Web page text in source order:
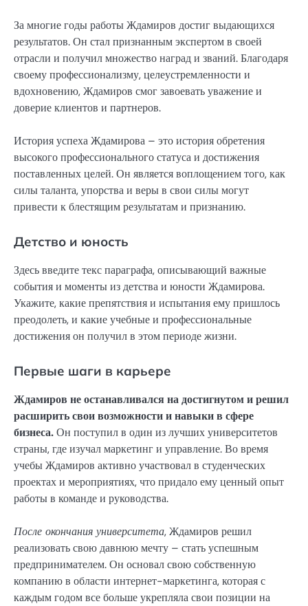
За многие годы работы Ждамиров достиг выдающихся
результатов. Он стал признанным экспертом в своей
отрасли и получил множество наград и званий. Благодаря
своему профессионализму, целеустремленности и
вдохновению, Ждамиров смог завоевать уважение и
доверие клиентов и партнеров.
История успеха Ждамирова – это история обретения
высокого профессионального статуса и достижения
поставленных целей. Он является воплощением того, как
силы таланта, упорства и веры в свои силы могут
привести к блестящим результатам и признанию.
Детство и юность
Здесь введите текс параграфа, описывающий важные
события и моменты из детства и юности Ждамирова.
Укажите, какие препятствия и испытания ему пришлось
преодолеть, и какие учебные и профессиональные
достижения он получил в этом периоде жизни.
Первые шаги в карьере
Ждамиров не останавливался на достигнутом и решил
расширить свои возможности и навыки в сфере
бизнеса.Он поступил в один из лучших университетов
страны, где изучал маркетинг и управление. Во время
учебы Ждамиров активно участвовал в студенческих
проектах и мероприятиях, что придало ему ценный опыт
работы в команде и руководства.
После окончания университета, Ждамиров решил
реализовать свою давнюю мечту – стать успешным
предпринимателем. Он основал свою собственную
компанию в области интернет-маркетинга, которая с
каждым годом все больше укрепляла свои позиции на